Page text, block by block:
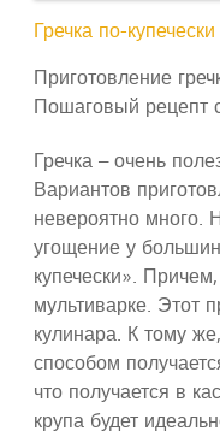
Гречка по-
Приготовление
Пошаговый рецепт
Гречка – очень
Вариантов
невероятно много.
угощение у
купечески».
мультиварке. Этот
кулинара. К тому
способом
что получается в
крупа будет